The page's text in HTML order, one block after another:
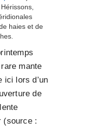
Hérissons,
haies et de
mante
ici lors d’un
de
(source :